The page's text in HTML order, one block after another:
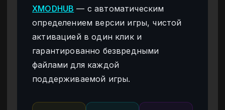
XMODHUB — с автоматическим
определением версии игры, чистой
активацией в один клик и
гарантированно безвредными
файлами для каждой
поддерживаемой игры.